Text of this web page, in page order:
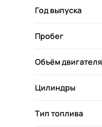
Год выпуска
Пробег
Объём двигателя
Цилиндры
Тип топлива